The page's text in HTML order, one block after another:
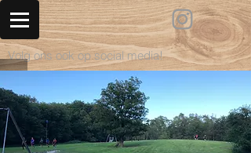
Volg ons ook op social media!